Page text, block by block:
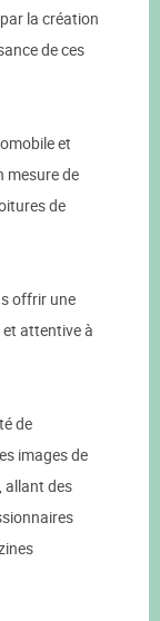
la création
de ces
et
mesure de
de
offrir une
et attentive à
de
images de
allant des